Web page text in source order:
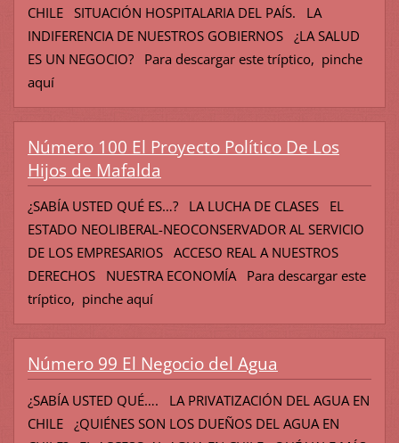
CHILE SITUACIÓN HOSPITALARIA DEL PAÍS. LA
INDIFERENCIA DE NUESTROS GOBIERNOS ¿LA SALUD
ES UN NEGOCIO? Para descargar este tríptico, pinche
aquí
Número 100 El Proyecto Político De Los
Hijos de Mafalda
¿SABÍA USTED QUÉ ES…? LA LUCHA DE CLASES EL
ESTADO NEOLIBERAL-NEOCONSERVADOR AL SERVICIO
DE LOS EMPRESARIOS ACCESO REAL A NUESTROS
DERECHOS NUESTRA ECONOMÍA Para descargar este
tríptico, pinche aquí
Número 99 El Negocio del Agua
¿SABÍA USTED QUÉ…. LA PRIVATIZACIÓN DEL AGUA EN
CHILE ¿QUIÉNES SON LOS DUEÑOS DEL AGUA EN